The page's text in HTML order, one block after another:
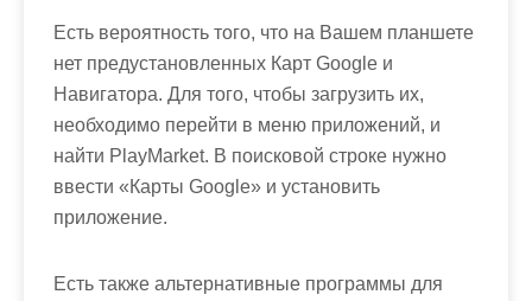
Есть вероятность того, что на Вашем планшете
нет предустановленных Карт Google и
Навигатора. Для того, чтобы загрузить их,
необходимо перейти в меню приложений, и
найти PlayMarket. В поисковой строке нужно
ввести «Карты Google» и установить
приложение.
Есть также альтернативные программы для